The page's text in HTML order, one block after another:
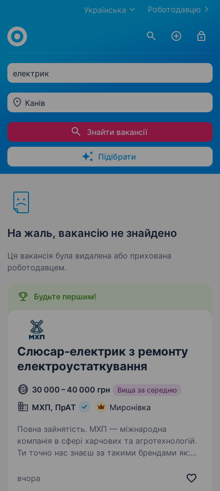
Роботодавцю
Українська
електрик
Канів
Знайти вакансії
Підібрати
На жаль, вакансію не знайдено
Ця вакансія була видалена або прихована
роботодавцем.
Будьте першим!
Слюсар-електрик з ремонту
електроустаткування
30 000 – 40 000 грн Вища за середню
МХП, ПрАТ Миронівка
Повна зайнятість. МХП — міжнародна
компанія в сфері харчових та агротехнологій.
Ти точно нас знаєш за такими брендами як:
«Бащинський», «Легко!», Kurator, «Секрети
вчора